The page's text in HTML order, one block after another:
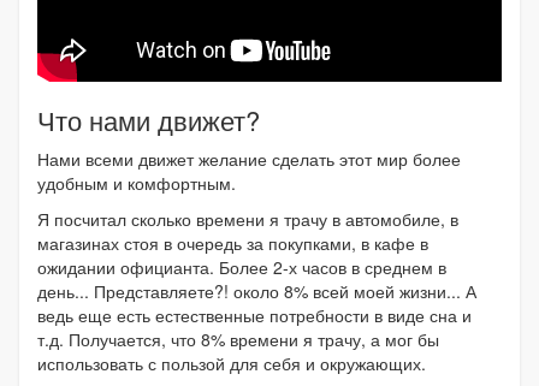
Что нами движет?
Нами всеми движет желание сделать этот мир более
удобным и комфортным.
Я посчитал сколько времени я трачу в автомобиле, в
магазинах стоя в очередь за покупками, в кафе в
ожидании официанта. Более 2-х часов в среднем в
день... Представляете?! около 8% всей моей жизни... А
ведь еще есть естественные потребности в виде сна и
т.д. Получается, что 8% времени я трачу, а мог бы
использовать с пользой для себя и окружающих.